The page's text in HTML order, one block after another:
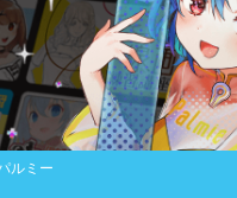
ルミー